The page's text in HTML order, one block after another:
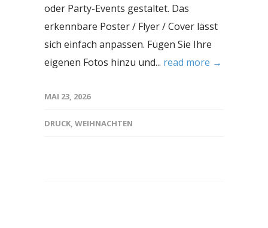
oder Party-Events gestaltet. Das
erkennbare Poster / Flyer / Cover lässt
sich einfach anpassen. Fügen Sie Ihre
eigenen Fotos hinzu und... read more →
MAI 23, 2026
DRUCK WEIHNACHTEN